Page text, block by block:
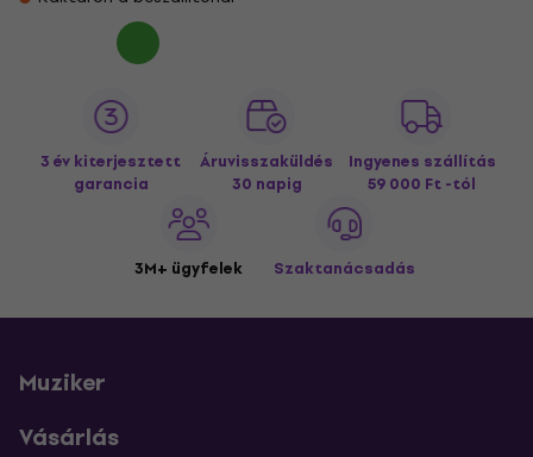
3 év kiterjesztett
garancia
Áruvisszaküldés
30 napig
Ingyenes szállítás
59 000 Ft -tól
3M+ ügyfelek Szaktanácsadás
Muziker
Vásárlás